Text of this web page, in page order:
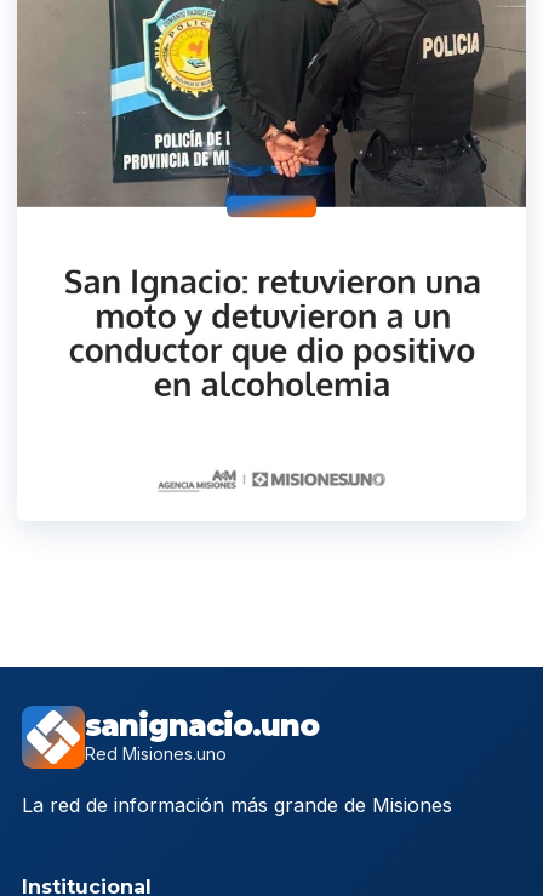
sanignacio.uno
Red Misiones.uno
La red de información más grande de Misiones
Institucional